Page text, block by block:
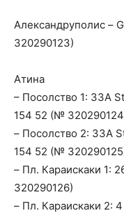
Александруполис –
320290123)
Атина
– Посолство 1: 33A
154 52 (№
– Посолство 2: 33A
154 52 (№
– Пл. Караискаки 1:
320290126)
– Пл. Караискаки 2: